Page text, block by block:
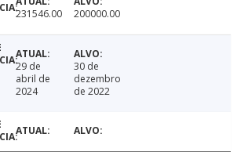
231546.00 200000.00
29 de
abril de
2024
30 de
dezembro
de 2022